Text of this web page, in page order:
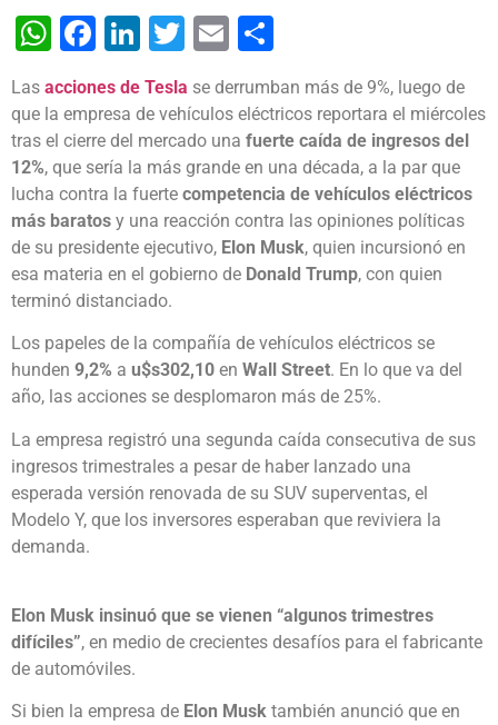
WhatsApp
Facebook
LinkedIn
Twitter
Email
Las acciones de Tesla se derrumban más de 9%, luego de
que la empresa de vehículos eléctricos reportara el miércoles
tras el cierre del mercado una fuerte caída de ingresos del
12%, que sería la más grande en una década, a la par que
lucha contra la fuerte competencia de vehículos eléctricos
más baratos y una reacción contra las opiniones políticas
de su presidente ejecutivo, Elon Musk, quien incursionó en
esa materia en el gobierno de Donald Trump, con quien
terminó distanciado.
Los papeles de la compañía de vehículos eléctricos se
hunden 9,2% a u$s302,10 en Wall Street. En lo que va del
año, las acciones se desplomaron más de 25%.
La empresa registró una segunda caída consecutiva de sus
ingresos trimestrales a pesar de haber lanzado una
esperada versión renovada de su SUV superventas, el
Modelo Y, que los inversores esperaban que reviviera la
demanda.
Elon Musk insinuó que se vienen “algunos trimestres
difíciles”, en medio de crecientes desafíos para el fabricante
de automóviles.
Si bien la empresa de Elon Musk también anunció que en